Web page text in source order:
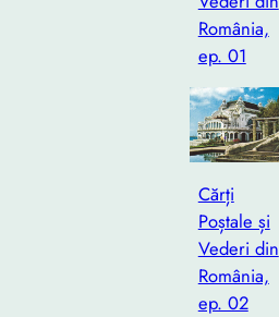
România,
ep. 01
Cărți
Poștale și
Vederi din
România,
ep. 02